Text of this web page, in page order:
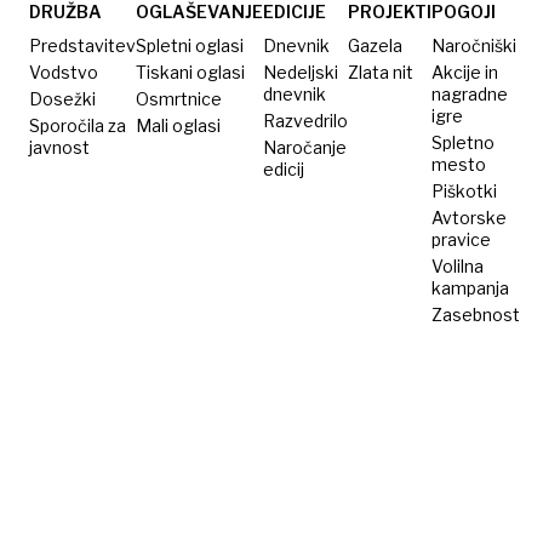
DRUŽBA
Predstavitev
Vodstvo
Dosežki
Sporočila za
javnost
OGLAŠEVANJE
Spletni oglasi
Tiskani oglasi
Osmrtnice
Mali oglasi
EDICIJE
Dnevnik
Nedeljski
dnevnik
Razvedrilo
Naročanje
edicij
PROJEKTI
Gazela
Zlata nit
POGOJI
Naročniški
Akcije in
nagradne
igre
Spletno
mesto
Piškotki
Avtorske
pravice
Volilna
kampanja
Zasebnost